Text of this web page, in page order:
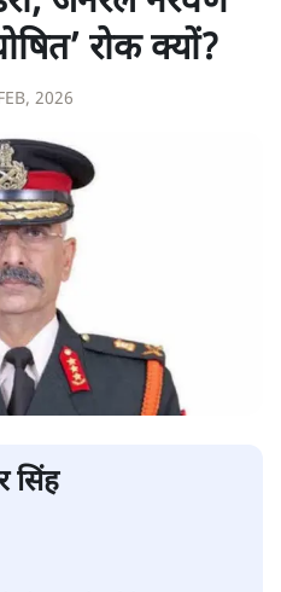
रोक क्यों?
2026
सिंह